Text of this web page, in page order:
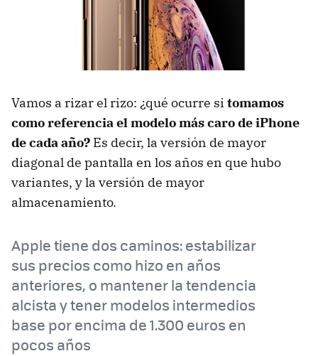
Vamos a rizar el rizo: ¿qué ocurre si tomamos
como referencia el modelo más caro de iPhone
de cada año? Es decir, la versión de mayor
diagonal de pantalla en los años en que hubo
variantes, y la versión de mayor
almacenamiento.
Apple tiene dos caminos: estabilizar
sus precios como hizo en años
anteriores, o mantener la tendencia
alcista y tener modelos intermedios
base por encima de 1.300 euros en
pocos años